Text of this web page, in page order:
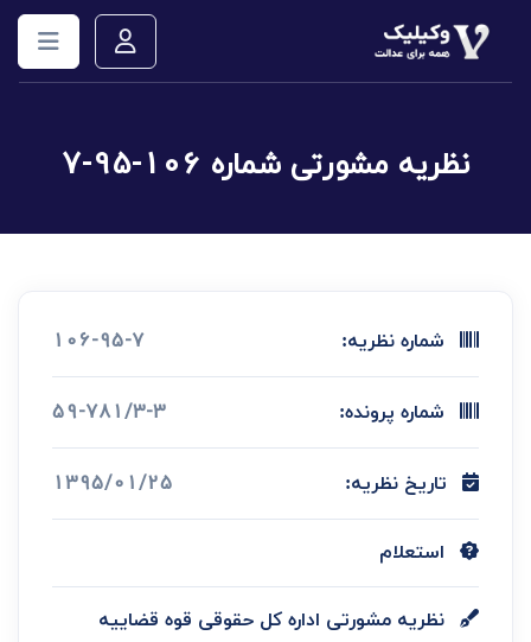
نظریه مشورتی شماره 106-95-7
شماره نظریه: 106-95-7
شماره پرونده: 59-781/3-3
تاریخ نظریه: 1395/01/25
استعلام
نظریه مشورتی اداره کل حقوقی قوه قضاییه